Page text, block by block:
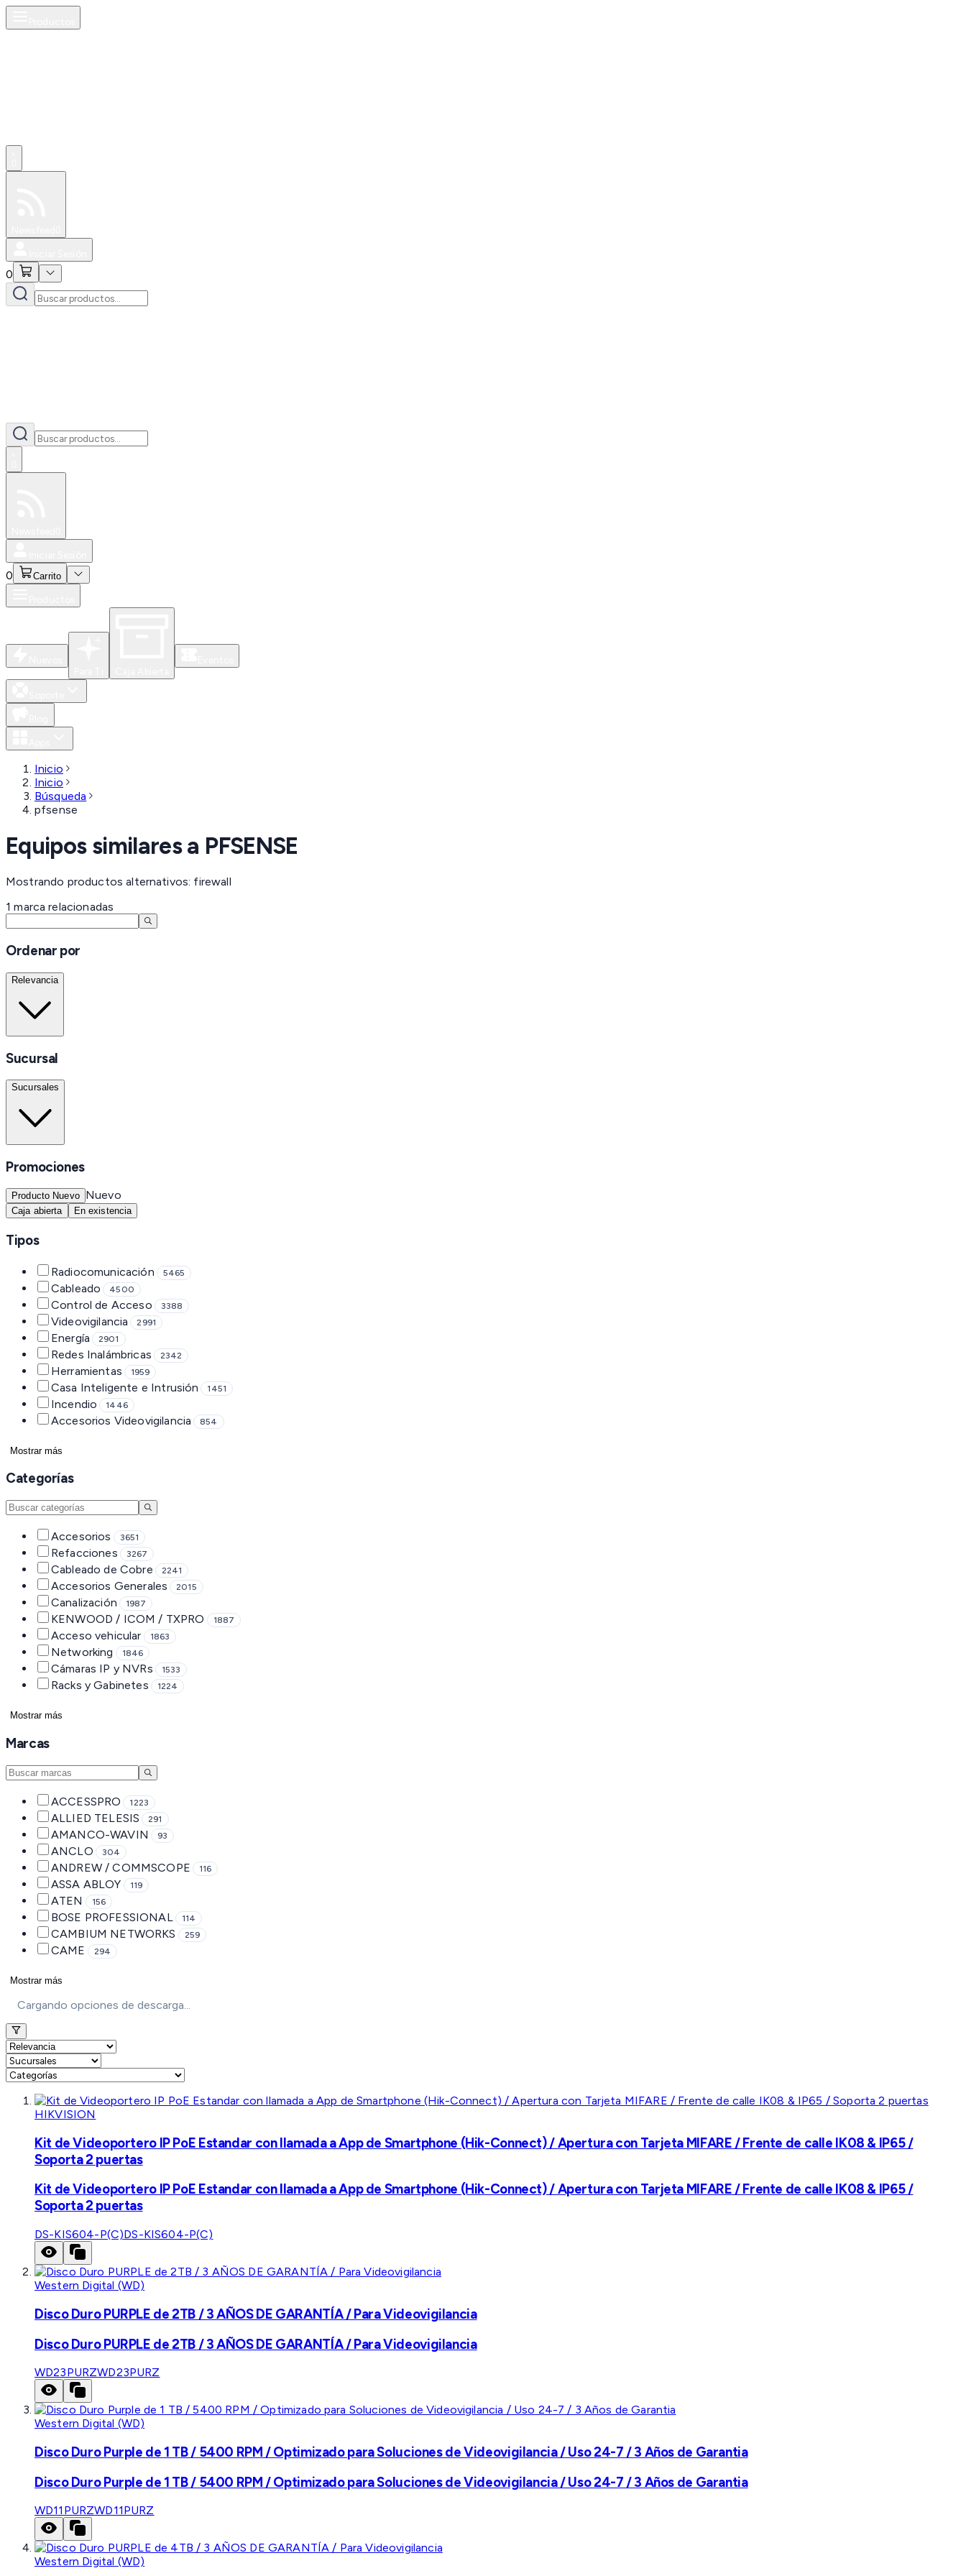
0
0 Carrito
Inicio
Inicio
Búsqueda
pfsense
Equipos similares a PFSENSE
Mostrando productos alternativos: firewall
1 marca relacionadas
Ordenar por
Relevancia
Sucursal
Sucursales
Promociones
Producto Nuevo Nuevo
Caja abierta En existencia
Tipos
Radiocomunicación 5465
Cableado 4500
Control de Acceso 3388
Videovigilancia 2991
Energía 2901
Redes Inalámbricas 2342
Herramientas 1959
Casa Inteligente e Intrusión 1451
Incendio 1446
Accesorios Videovigilancia 854
Mostrar más
Categorías
Accesorios 3651
Refacciones 3267
Cableado de Cobre 2241
Accesorios Generales 2015
Canalización 1987
KENWOOD / ICOM / TXPRO 1887
Acceso vehicular 1863
Networking 1846
Cámaras IP y NVRs 1533
Racks y Gabinetes 1224
Mostrar más
Marcas
ACCESSPRO 1223
ALLIED TELESIS 291
AMANCO-WAVIN 93
ANCLO 304
ANDREW / COMMSCOPE 116
ASSA ABLOY 119
ATEN 156
BOSE PROFESSIONAL 114
CAMBIUM NETWORKS 259
CAME 294
Mostrar más
Cargando opciones de descarga...
HIKVISION
Kit de Videoportero IP PoE Estandar con llamada a App de Smartphone (Hik-Connect) / Apertura con Tarjeta MIFARE / Frente de calle IK08 & IP65 /
Soporta 2 puertas
Kit de Videoportero IP PoE Estandar con llamada a App de Smartphone (Hik-Connect) / Apertura con Tarjeta MIFARE / Frente de calle IK08 & IP65 /
Soporta 2 puertas
DS-KIS604-P(C)DS-KIS604-P(C)
Western Digital (WD)
Disco Duro PURPLE de 2TB / 3 AÑOS DE GARANTÍA / Para Videovigilancia
Disco Duro PURPLE de 2TB / 3 AÑOS DE GARANTÍA / Para Videovigilancia
WD23PURZWD23PURZ
Western Digital (WD)
Disco Duro Purple de 1 TB / 5400 RPM / Optimizado para Soluciones de Videovigilancia / Uso 24-7 / 3 Años de Garantia
Disco Duro Purple de 1 TB / 5400 RPM / Optimizado para Soluciones de Videovigilancia / Uso 24-7 / 3 Años de Garantia
WD11PURZWD11PURZ
Western Digital (WD)